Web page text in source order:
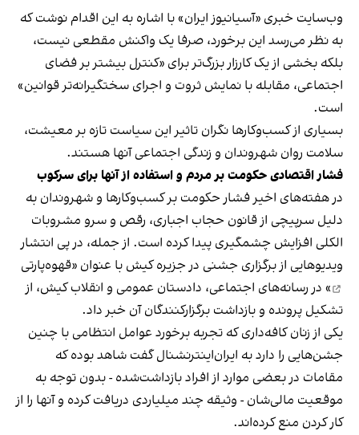
وب‌سایت خبری «آسیانیوز ایران» با اشاره به این اقدام نوشت که
به نظر می‌رسد این برخورد، صرفا یک واکنش مقطعی نیست،
بلکه بخشی از یک کارزار بزرگ‌تر برای «کنترل بیشتر بر فضای
اجتماعی، مقابله با نمایش ثروت و اجرای سختگیرانه‌تر قوانین»
است.
بسیاری از کسب‌وکارها نگران تاثیر این سیاست‌ تازه بر معیشت،
سلامت روان شهروندان و زندگی اجتماعی آنها هستند.
فشار اقتصادی حکومت بر مردم و استفاده از آنها برای سرکوب
در هفته‌های اخیر فشار حکومت بر کسب‌وکارها و شهروندان به
دلیل سرپیچی از قانون حجاب اجباری، رقص و سرو مشروبات
الکلی افزایش چشمگیری پیدا کرده است. از جمله، در پی انتشار
ویدیوهایی از برگزاری جشنی در جزیره کیش با عنوان «قهوه‌پارتی
» در رسانه‌های اجتماعی، دادستان عمومی و انقلاب کیش، از
تشکیل پرونده و بازداشت برگزارکنندگان آن خبر داد.
یکی از زنان کافه‌داری که تجربه برخورد عوامل انتظامی با چنین
جشن‌هایی را دارد به ایران‌اینترنشنال گفت شاهد بوده که
مقامات در بعضی موارد از افراد بازداشت‌‌شده - بدون توجه به
موقعیت مالی‌شان - وثیقه چند میلیاردی دریافت کرده و آنها را از
کار کردن منع کرده‌اند.